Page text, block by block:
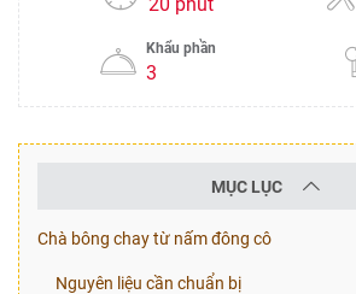
Khẩu phần
3
MỤC LỤC
Chà bông chay từ nấm đông cô
Nguyên liệu cần chuẩn bị